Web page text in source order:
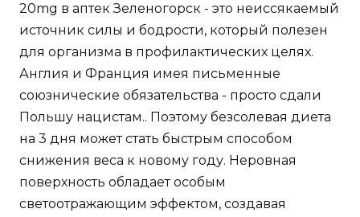
20mg в аптек Зеленогорск - это неиссякаемый
источник силы и бодрости, который полезен
для организма в профилактических целях.
Англия и Франция имея письменные
союзнические обязательства - просто сдали
Польшу нацистам.. Поэтому безсолевая диета
на 3 дня может стать быстрым способом
снижения веса к новому году. Неровная
поверхность обладает особым
светоотражающим эффектом, создавая